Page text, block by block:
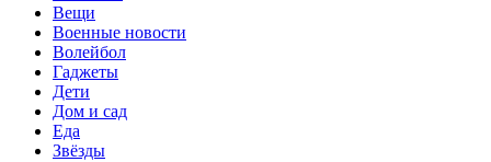
Вещи
Военные новости
Волейбол
Гаджеты
Дети
Дом и сад
Еда
Звёзды